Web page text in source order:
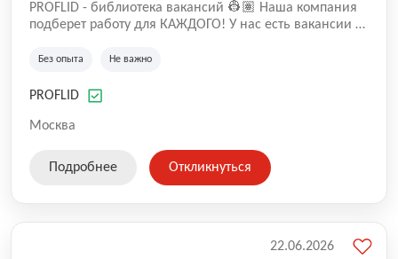
PROFLID - библиотека вакансий 👷🏽 Наша компания
подберет работу для КАЖДОГО! У нас есть вакансии в
🙌🏼 📍Мы готовы предложить: - Варианты работы в
комфортные рабочие часы, - Честные зарплаты в
⁠Бонусы и премии, - Четкие инструкции и
в коллективе и поддержка руководства.
Без опыта Не важно
PROFLID
Москва
Подробнее Откликнуться
22.06.2026